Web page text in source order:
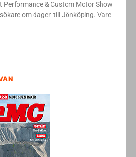
Performance & Custom Motor Show
om dagen till Jönköping. Vare